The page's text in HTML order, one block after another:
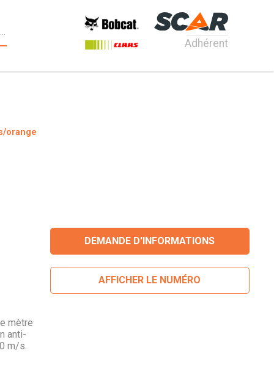
Adhérent
orange
mètre
anti-
m/s.
DEMANDE D'INFORMATIONS
AFFICHER LE NUMÉRO